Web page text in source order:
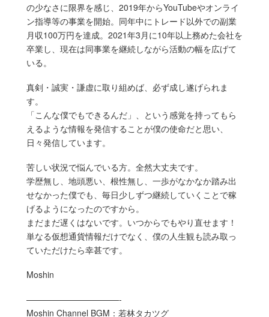
の少なさに限界を感じ、2019年からYouTubeやオンライ
ン指導等の事業を開始。同年中にトレード以外での副業
月収100万円を達成。2021年3月に10年以上務めた会社を
卒業し、現在は同事業を継続しながら活動の幅を広げて
いる。
真剣・誠実・謙虚に取り組めば、必ず成し遂げられま
す。
「こんな僕でもできるんだ」、という感覚を持ってもら
えるような情報を発信することが僕の使命だと思い、
日々発信しています。
苦しい状況で悩んでいる方。全然大丈夫です。
学歴無し、地頭悪い、根性無し、一歩がなかなか踏み出
せなかった僕でも、毎日少しずつ継続していくことで稼
げるようになったのですから。
まだまだ遅くはないです。いつからでもやり直せます！
単なる仮想通貨情報だけでなく、僕の人生観も読み取っ
ていただけたら幸甚です。
Moshin
———————————-
Moshin Channel BGM：若林タカツグ